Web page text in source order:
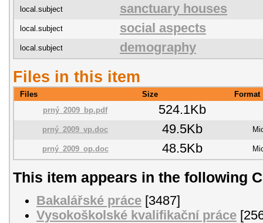
local.subject sanctuary houses
local.subject social aspects
local.subject demography
Files in this item
Files Size
Format
prný_2009_bp.pdf
524.1Kb
prný_2009_vp.doc 49.5Kb
prný_2009_op.doc 48.5Kb
This item appears in the following
Bakalářské práce [3487]
Vysokoškolské kvalifikační práce